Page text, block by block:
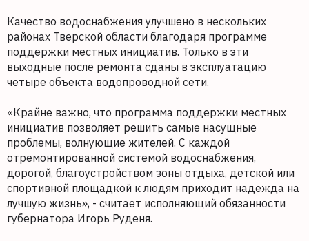
Качество водоснабжения улучшено в нескольких
районах Тверской области благодаря программе
поддержки местных инициатив. Только в эти
выходные после ремонта сданы в эксплуатацию
четыре объекта водопроводной сети.
«Крайне важно, что программа поддержки местных
инициатив позволяет решить самые насущные
проблемы, волнующие жителей. С каждой
отремонтированной системой водоснабжения,
дорогой, благоустройством зоны отдыха, детской или
спортивной площадкой к людям приходит надежда на
лучшую жизнь», - считает исполняющий обязанности
губернатора Игорь Руденя.